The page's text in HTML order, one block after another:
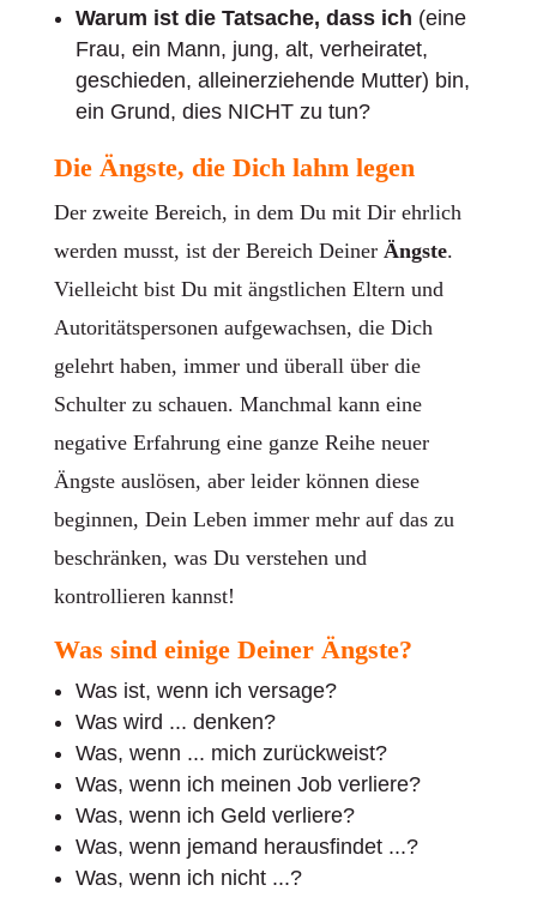
Warum ist die Tatsache, dass ich (eine
Frau, ein Mann, jung, alt, verheiratet,
geschieden, alleinerziehende Mutter) bin,
ein Grund, dies NICHT zu tun?
Die Ängste, die Dich lahm legen
Der zweite Bereich, in dem Du mit Dir ehrlich
werden musst, ist der Bereich Deiner Ängste.
Vielleicht bist Du mit ängstlichen Eltern und
Autoritätspersonen aufgewachsen, die Dich
gelehrt haben, immer und überall über die
Schulter zu schauen. Manchmal kann eine
negative Erfahrung eine ganze Reihe neuer
Ängste auslösen, aber leider können diese
beginnen, Dein Leben immer mehr auf das zu
beschränken, was Du verstehen und
kontrollieren kannst!
Was sind einige Deiner Ängste?
Was ist, wenn ich versage?
Was wird ... denken?
Was, wenn ... mich zurückweist?
Was, wenn ich meinen Job verliere?
Was, wenn ich Geld verliere?
Was, wenn jemand herausfindet ...?
Was, wenn ich nicht ...?